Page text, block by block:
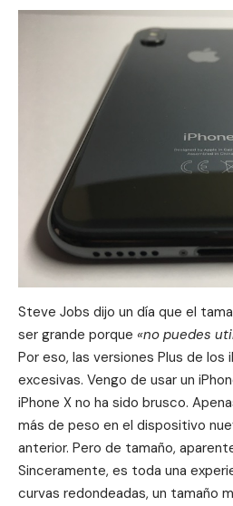
Steve Jobs dijo un día que el
ser grande porque «no puedes
Por eso, las versiones Plus de los
excesivas. Vengo de usar un
iPhone X no ha sido brusco.
más de peso en el dispositivo
anterior. Pero de tamaño,
Sinceramente, es toda una
curvas redondeadas, un tamaño